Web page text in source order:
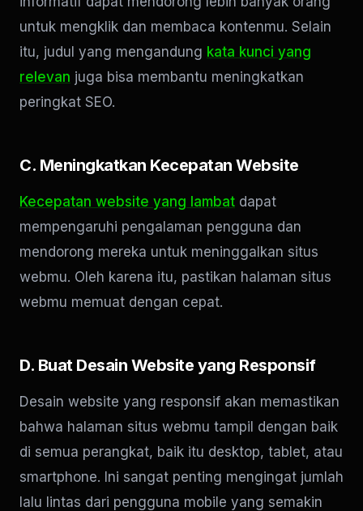
untuk mengklik dan membaca kontenmu. Selain
itu, judul yang mengandung kata kunci yang
relevan juga bisa membantu meningkatkan
peringkat SEO.
C. Meningkatkan Kecepatan Website
Kecepatan website yang lambat dapat
mempengaruhi pengalaman pengguna dan
mendorong mereka untuk meninggalkan situs
webmu. Oleh karena itu, pastikan halaman situs
webmu memuat dengan cepat.
D. Buat Desain Website yang Responsif
Desain website yang responsif akan memastikan
bahwa halaman situs webmu tampil dengan baik
di semua perangkat, baik itu desktop, tablet, atau
smartphone. Ini sangat penting mengingat jumlah
lalu lintas dari pengguna mobile yang semakin